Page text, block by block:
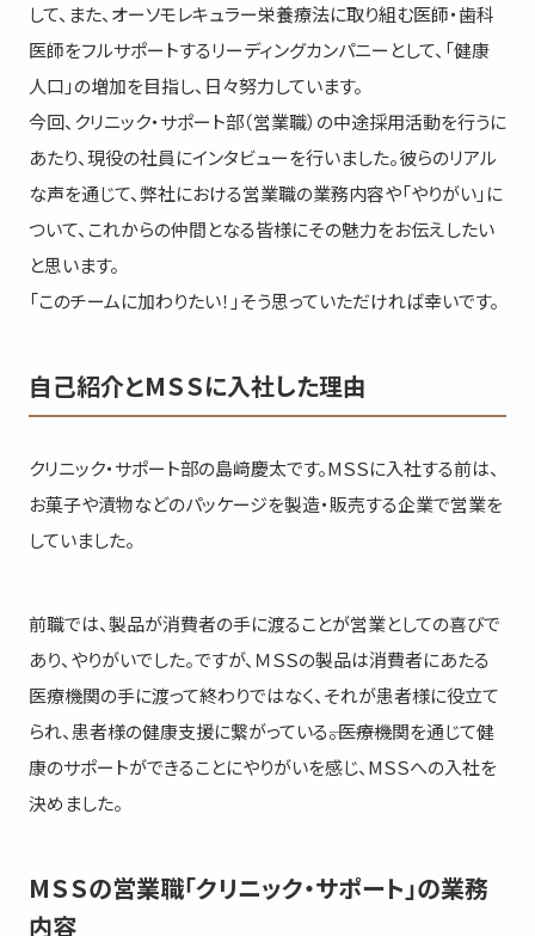
して、また、オーソモレキュラー栄養療法に取り組む医師・歯科
医師をフルサポートするリーディングカンパニーとして、「健康
人口」の増加を目指し、日々努力しています。
今回、クリニック・サポート部（営業職）の中途採用活動を行うに
あたり、現役の社員にインタビューを行いました。彼らのリアル
な声を通じて、弊社における営業職の業務内容や「やりがい」に
ついて、これからの仲間となる皆様にその魅力をお伝えしたい
と思います。
「このチームに加わりたい！」そう思っていただければ幸いです。
自己紹介とMＳＳに入社した理由
クリニック・サポート部の島﨑慶太です。MＳＳに入社する前は、
お菓子や漬物などのパッケージを製造・販売する企業で営業を
していました。
前職では、製品が消費者の手に渡ることが営業としての喜びで
あり、やりがいでした。ですが、ＭＳＳの製品は消費者にあたる
医療機関の手に渡って終わりではなく、それが患者様に役立て
られ、患者様の健康支援に繋がっている―――。医療機関を通じて健
康のサポートができることにやりがいを感じ、MＳＳへの入社を
決めました。
MＳＳの営業職「クリニック・サポート」の業務
内容